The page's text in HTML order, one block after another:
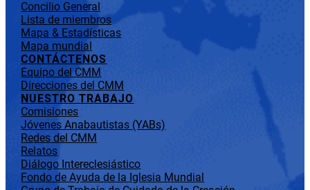
Concilio General
Lista de miembros
Mapa & Estadísticas
Mapa mundial
CONTÁCTENOS
Equipo del CMM
Direcciones del CMM
NUESTRO TRABAJO
Comisiones
Jóvenes Anabautistas (YABs)
Redes del CMM
Relatos
Diálogo Intereclesiástico
Fondo de Ayuda de la Iglesia Mundial